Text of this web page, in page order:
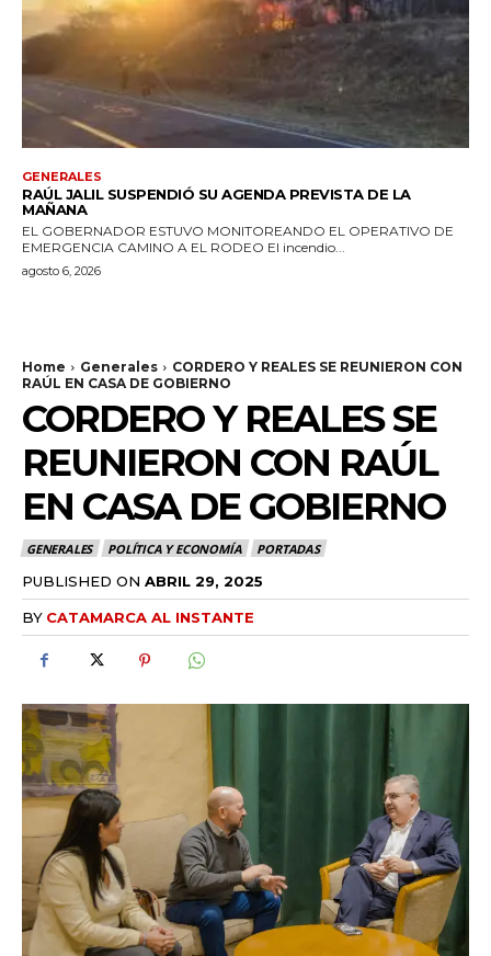
GENERALES
RAÚL JALIL SUSPENDIÓ SU AGENDA PREVISTA DE LA
MAÑANA
EL GOBERNADOR ESTUVO MONITOREANDO EL OPERATIVO DE
EMERGENCIA CAMINO A EL RODEO El incendio...
agosto 6, 2026